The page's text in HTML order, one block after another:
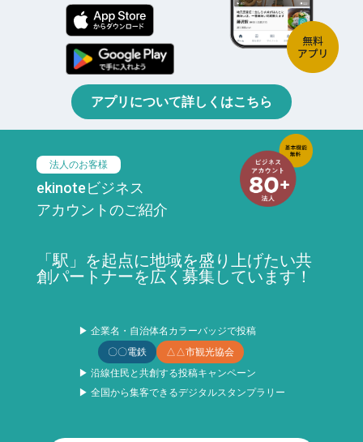
アプリについて詳しくはこちら
法人のお客様
ekinoteビジネス
アカウントのご紹介
「駅」を起点に地域を盛り上げたい共
創パートナーを広く募集しています！
▶ 企業名・自治体名カラーバッジで投稿
〇〇電鉄
△△市観光協会
▶ 沿線住民と共創する投稿キャンペーン
▶ 全国から集客できるデジタルスタンプラリー